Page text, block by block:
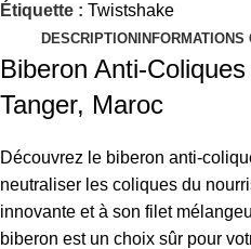
Étiquette : Twistshake
DESCRIPTIONINFORMATIONS
Biberon Anti-
Tanger, Maroc
Découvrez le biberon anti-
neutraliser les coliques du
innovante et à son filet
biberon est un choix sûr pour